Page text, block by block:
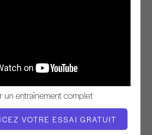
un entraînement complet
VOTRE ESSAI GRATUIT
SIMILAIRES POUR
- 20 min Baril à échelle